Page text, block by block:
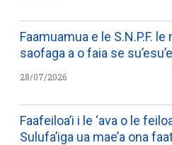
Faamuamua e le S.N.P.F.
saofaga a o faia se
28/07/2026
Faafeiloa’i i le ‘ava o le
Sulufa’iga ua mae’a ona